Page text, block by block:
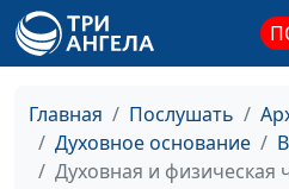
Главная Послушать
Духовное основание
Духовная и физическая
христианам
реагировать на
проблемы
Эффект бабочки и
последствия нашего
выбора